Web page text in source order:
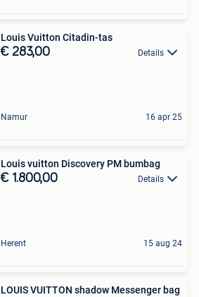
Louis Vuitton Citadin-tas
€ 283,00 Details
Namur 16 apr 25
Louis vuitton Discovery PM bumbag
€ 1.800,00 Details
Herent 15 aug 24
LOUIS VUITTON shadow Messenger bag